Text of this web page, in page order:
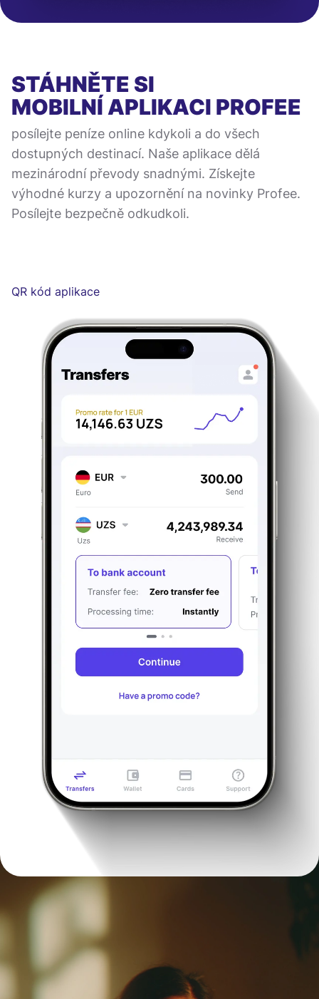
STÁHNĚTE SI
MOBILNÍ APLIKACI PROFEE
posílejte peníze online kdykoli a do všech
dostupných destinací. Naše aplikace dělá
mezinárodní převody snadnými. Získejte
výhodné kurzy a upozornění na novinky Profee.
Posílejte bezpečně odkudkoli.
QR kód aplikace